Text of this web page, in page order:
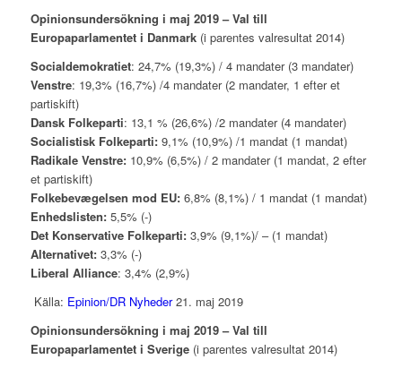
Opinionsundersökning i maj 2019 – Val till
Europaparlamentet i Danmark (i parentes valresultat 2014)
Socialdemokratiet: 24,7% (19,3%) / 4 mandater (3 mandater)
Venstre: 19,3% (16,7%) /4 mandater (2 mandater, 1 efter et
partiskift)
Dansk Folkeparti: 13,1 % (26,6%) /2 mandater (4 mandater)
Socialistisk Folkeparti:9,1% (10,9%) /1 mandat (1 mandat)
Radikale Venstre:10,9% (6,5%) / 2 mandater (1 mandat, 2 efter
et partiskift)
Folkebevægelsen mod EU:6,8% (8,1%) / 1 mandat (1 mandat)
Enhedslisten:5,5% (-)
Det Konservative Folkeparti:3,9% (9,1%)/ – (1 mandat)
Alternativet:3,3% (-)
Liberal Alliance: 3,4% (2,9%)
Källa: Epinion/DR Nyheder21. maj 2019
Opinionsundersökning i maj 2019 – Val till
Europaparlamentet i Sverige (i parentes valresultat 2014)